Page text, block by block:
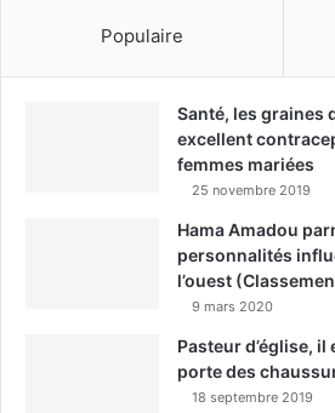
Populaire
Santé, les graines
excellent
femmes mariées
25 novembre 2019
Hama Amadou
personnalités
l’ouest
9 mars 2020
Pasteur d’église,
porte des
18 septembre 2019